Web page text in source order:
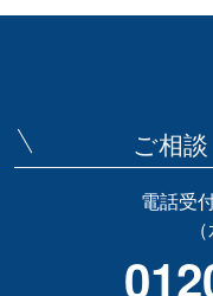
ご相
電話受